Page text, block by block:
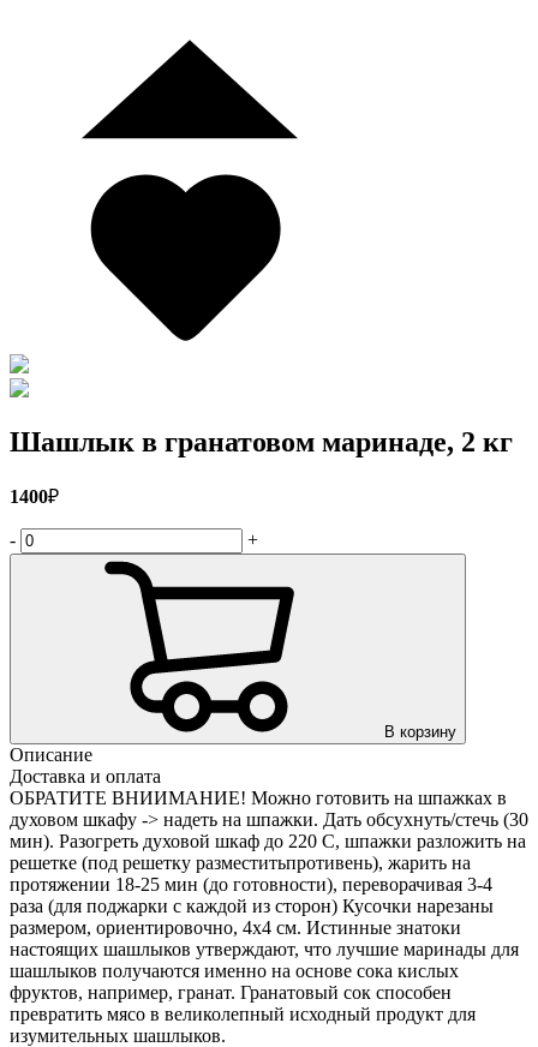
Шашлык в гранатовом маринаде, 2 кг
1400₽
- +
В корзину
Описание
Доставка и оплата
ОБРАТИТЕ ВНИИМАНИЕ! Можно готовить на шпажках в
духовом шкафу -> надеть на шпажки. Дать обсухнуть/стечь (30
мин). Разогреть духовой шкаф до 220 С, шпажки разложить на
решетке (под решетку разместитьпротивень), жарить на
протяжении 18-25 мин (до готовности), переворачивая 3-4
раза (для поджарки с каждой из сторон) Кусочки нарезаны
размером, ориентировочно, 4х4 см. Истинные знатоки
настоящих шашлыков утверждают, что лучшие маринады для
шашлыков получаются именно на основе сока кислых
фруктов, например, гранат. Гранатовый сок способен
превратить мясо в великолепный исходный продукт для
изумительных шашлыков.